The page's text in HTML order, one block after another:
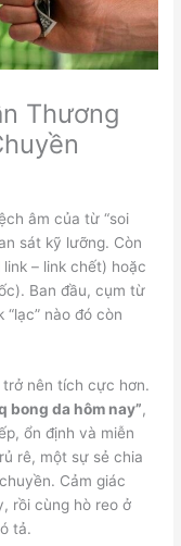
Thương
âm của từ “soi
sát kỹ lưỡng. Còn
link – link chết) hoặc
Ban đầu, cụm từ
“lạc” nào đó còn
nên tích cực hơn.
bong da hôm nay”,
ổn định và miễn
rê, một sự sẻ chia
Cảm giác
rồi cùng hò reo ở
tả.